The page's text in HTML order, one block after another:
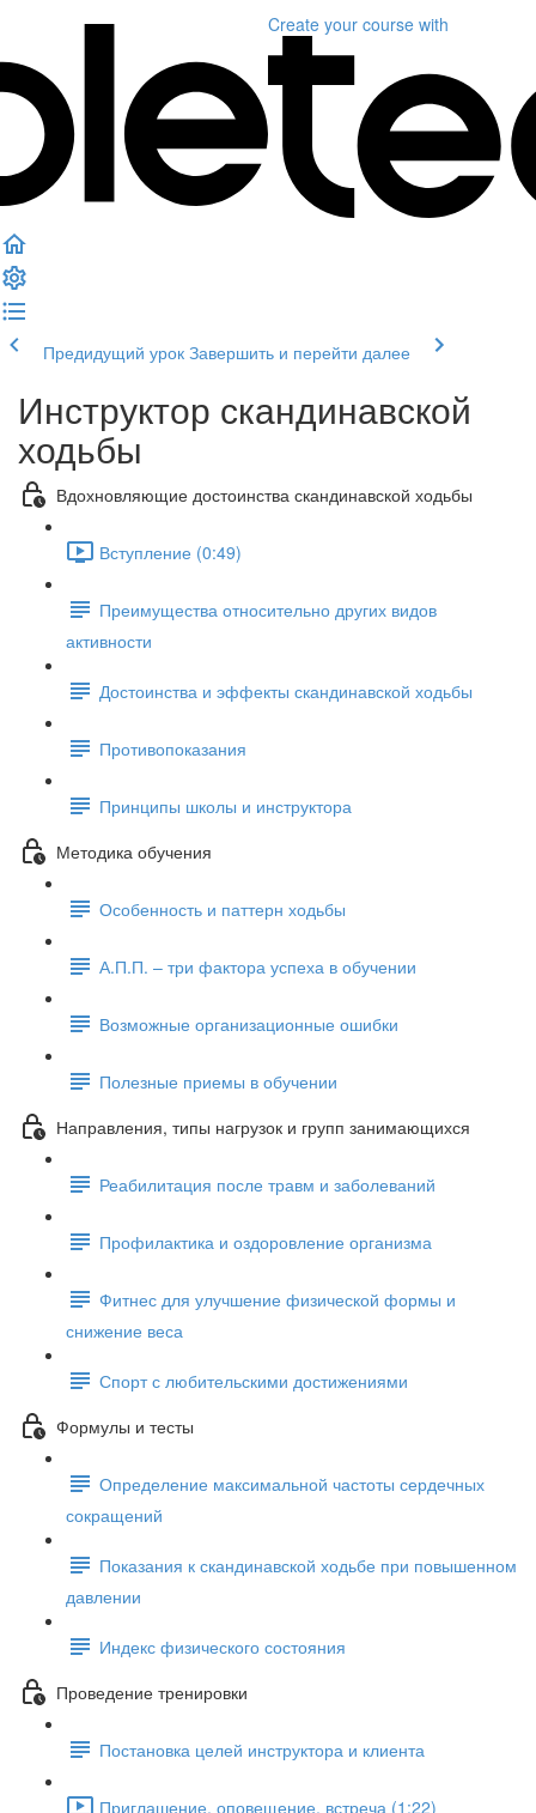
Create your course with
Предидущий урок Завершить и перейти далее
Инструктор скандинавской
ходьбы
Вдохновляющие достоинства скандинавской ходьбы
Вступление (0:49)
Преимущества относительно других видов
активности
Достоинства и эффекты скандинавской ходьбы
Противопоказания
Принципы школы и инструктора
Методика обучения
Особенность и паттерн ходьбы
А.П.П. – три фактора успеха в обучении
Возможные организационные ошибки
Полезные приемы в обучении
Направления, типы нагрузок и групп занимающихся
Реабилитация после травм и заболеваний
Профилактика и оздоровление организма
Фитнес для улучшение физической формы и
снижение веса
Спорт с любительскими достижениями
Формулы и тесты
Определение максимальной частоты сердечных
сокращений
Показания к скандинавской ходьбе при повышенном
давлении
Индекс физического состояния
Проведение тренировки
Постановка целей инструктора и клиента
Приглашение, оповещение, встреча (1:22)